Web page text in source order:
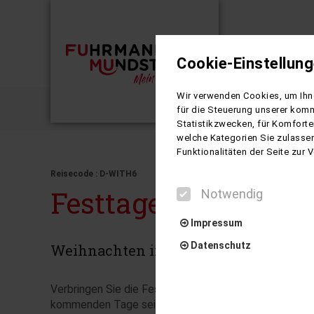
Busreisen
Reisecode : D-WITH6
Festtage á la
Weihnachten in Thüringen
Verbringen Sie die Festtage im herrlichen Thüringer
kommenden Tage sein wird. Diese Stadt besticht
Cookie-
Wir verwenden Cookies, um
für die Steuerung unserer
Statistikzwecken, für
welche Kategorien Sie
Funktionalitäten der Seite zur
Notwendig
Impressum
Datenschutz